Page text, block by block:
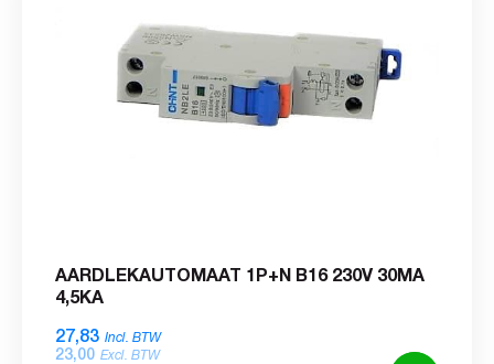
AARDLEKAUTOMAAT 1P+N B16 230V 30MA
4,5KA
27,83 Incl. BTW
23,00 Excl. BTW